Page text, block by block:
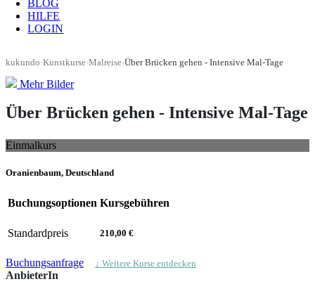
BLOG
HILFE
LOGIN
kukundo›Kunstkurse›Malreise›Über Brücken gehen - Intensive Mal-Tage
Mehr Bilder
Über Brücken gehen - Intensive Mal-Tage
Einmalkurs
Oranienbaum, Deutschland
Buchungsoptionen Kursgebühren
Standardpreis 210,00 €
Buchungsanfrage ↓ Weitere Kurse entdecken
AnbieterIn